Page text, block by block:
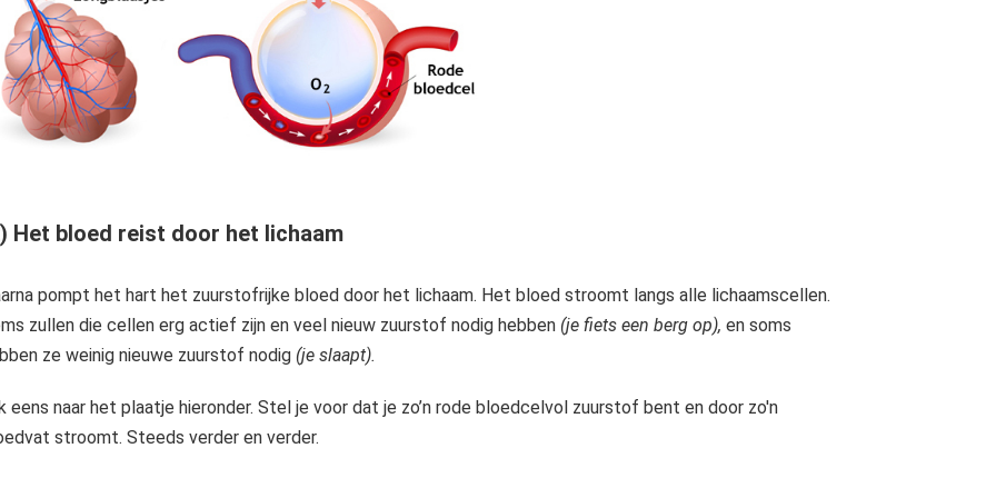
Het bloed reist door het lichaam
pompt het hart het zuurstofrijke bloed door het lichaam. Het bloed stroomt langs alle lichaamscellen.
zullen die cellen erg actief zijn en veel nieuw zuurstof nodig hebben (je fiets een berg op), en soms
ze weinig nieuwe zuurstof nodig (je slaapt).
eens naar het plaatje hieronder. Stel je voor dat je zo’n rode bloedcelvol zuurstof bent en door zo'n
stroomt. Steeds verder en verder.